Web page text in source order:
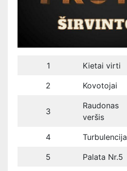
1 Kietai virti
2 Kovotojai
3
Raudonas
veršis
4 Turbulencija
5 Palata Nr.5